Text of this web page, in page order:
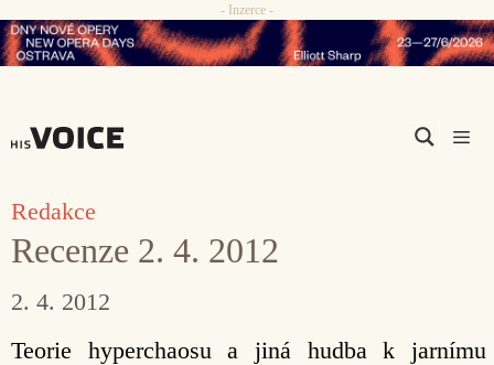
Přeskočit
na
- Inzerce -
Redakce
Recenze 2. 4. 2012
2. 4. 2012
Teorie hyperchaosu a jiná hudba k jarnímu